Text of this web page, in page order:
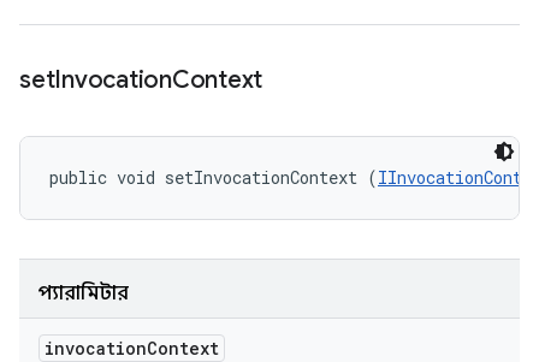
setInvocationContext
public void setInvocationContext (
প্যারামিটার
invocationContext